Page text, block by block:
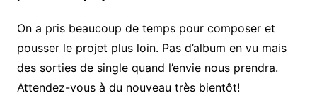
On a pris beaucoup de temps pour composer et
pousser le projet plus loin. Pas d’album en vu mais
des sorties de single quand l’envie nous prendra.
Attendez-vous à du nouveau très bientôt!